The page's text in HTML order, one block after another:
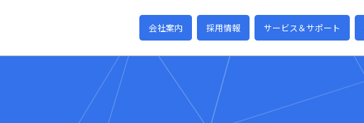
会社案内 採用情報 サービス＆サポート